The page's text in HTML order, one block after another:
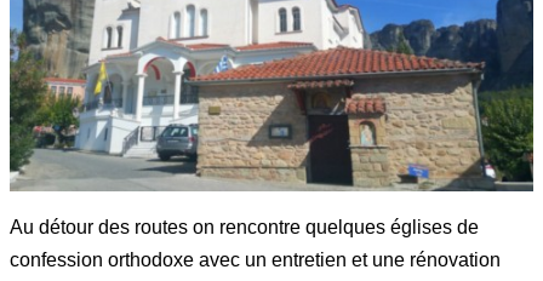
Au détour des routes on rencontre quelques églises de
confession orthodoxe avec un entretien et une rénovation